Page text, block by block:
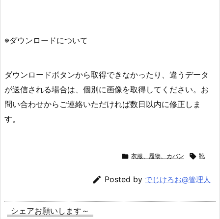
※ダウンロードについて
ダウンロードボタンから取得できなかったり、違うデータ
が送信される場合は、個別に画像を取得してください。お
問い合わせからご連絡いただければ数日以内に修正しま
す。
 衣服、履物、カバン  靴
 Posted by でじけろお@管理人
シェアお願いします～